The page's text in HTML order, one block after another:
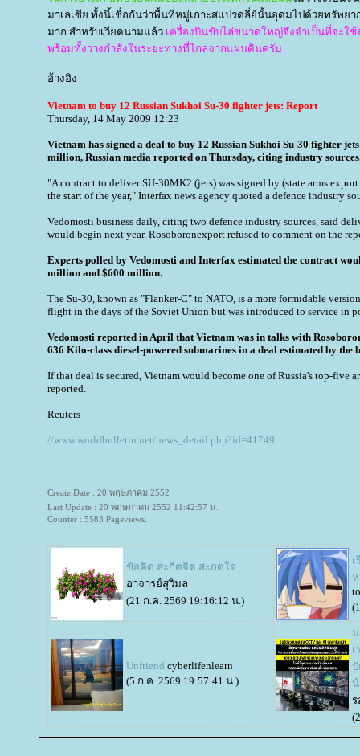
มาเลเซีย ทั้งนี้เชื่อกันว่าพื้นที่หมู่เกาะสแปรดลี่ย์นั้นอุดมไปด้วยทรัพย
มาก สำหรับเวียดนามแล้ว เครื่องบินขับไล่ขนาดใหญ่จึงจำเป็นที่จะใ
พร้อมทั้งวางกำลังในระยะทางที่ไกลจากแผ่นดินครับ
อ้างอิง
Vietnam to buy 12 Russian Sukhoi Su-30 fighter jets: Report
Thursday, 14 May 2009 12:23
Vietnam has signed a deal to buy 12 Russian Sukhoi Su-30 fighter
million, Russian media reported on Thursday, citing industry
"A contract to deliver SU-30MK2 (jets) was signed by (state arms
the start of the year," Interfax news agency quoted a defence industry
Vedomosti business daily, citing two defence industry sources, said
would begin next year. Rosoboronexport refused to comment on the
Experts polled by Vedomosti and Interfax estimated the contract
million and $600 million.
The Su-30, known as "Flanker-C" to NATO, is a more formidable
flight in the days of the Soviet Union but was introduced to service in
Vedomosti reported in April that Vietnam was in talks with
636 Kilo-class diesel-powered submarines in a deal estimated by the
If that deal is secured, Vietnam would become one of Russia's top-five
reported.
Reuters
//www.worldbulletin.net/news_detail.php?id=41749
Create Date : 20 พฤษภาคม 2552
Last Update : 20 พฤษภาคม 2552 11:42:57 น.
Counter : 5583 Pageviews.
ขัอคิด สะกิตจิต สะกดใจ
อาจารย์สุวิมล
(21 ก.ค. 2569 19:16:12 น.)
Unfriend cyberlifenlearn
(5 ก.ค. 2569 19:57:41 น.)
ร